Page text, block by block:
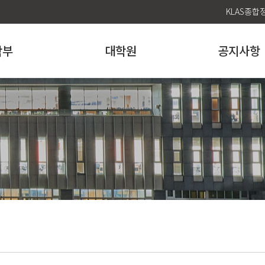
KLAS종합
대학원 공지사항